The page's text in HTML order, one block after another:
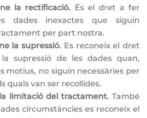
la rectificació. És el dret a fer
dades inexactes que siguin
per part nostra.
la supressió. Es reconeix el dret
supressió de les dades quan,
motius, no siguin necessàries per
quals van ser recollides.
limitació del tractament.També
circumstàncies es reconeix el